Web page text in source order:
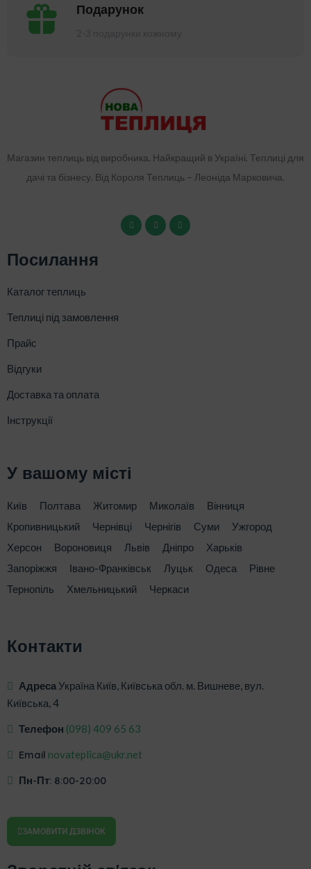
Подарунок
Магазин теплиць від виробника. Найкращий в Україні. Теплиці для
дачі та бізнесу. Від Короля Теплиць – Леоніда Марковича.
Посилання
Каталог теплиць
Теплиці під замовлення
Прайс
Відгуки
Доставка та оплата
Інструкції
У вашому місті
Київ Полтава Житомир Миколаїв
Вінниця
Кропивницький
Чернівці Чернігів Суми
Ужгород
Херсон
Вороновиця Львів Дніпро
Харьків
Запоріжжя
Івано-Франківськ Луцьк Одеса
Рівне
Тернопіль
Хмельницький Черкаси
Контакти
Адреса Україна Київ, Київська обл. м. Вишневе, вул.
Київська, 4
Телефон ‎(098) 409 65 63
Email novateplica@ukr.net
Пн-Пт: 8:00-20:00
ЗАМОВИТИ ДЗВІНОК